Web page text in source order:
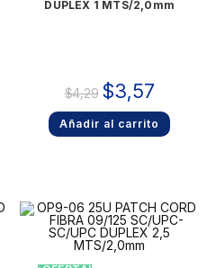
DUPLEX 1 MTS/2,0mm
$4,29 $3,57
Añadir al carrito